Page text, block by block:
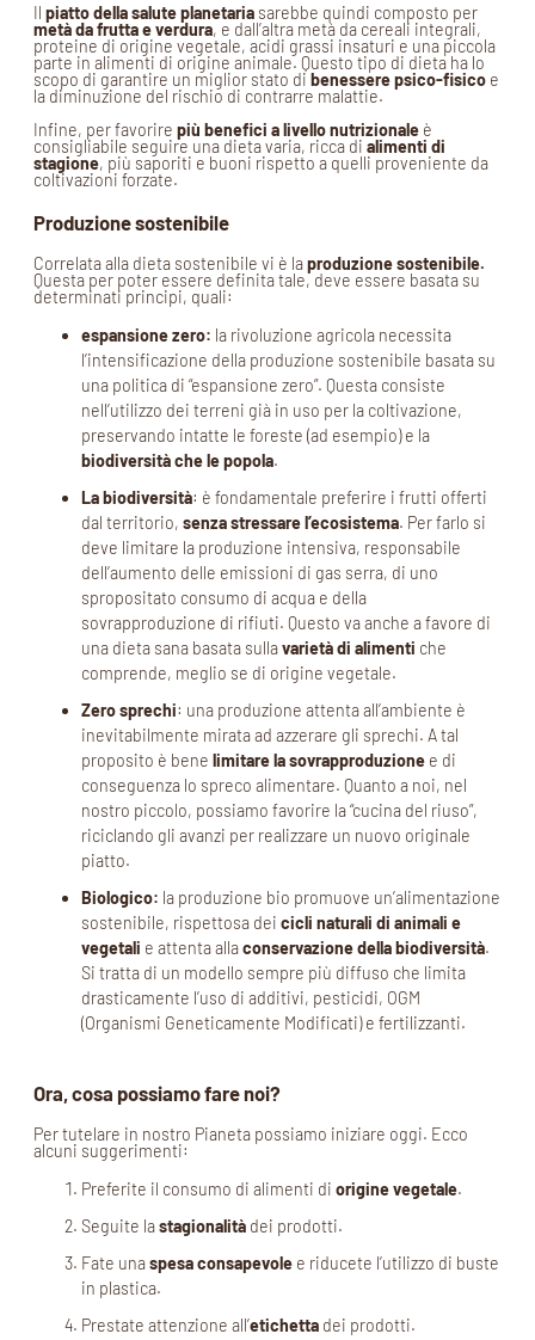
Il piatto della salute planetaria sarebbe quindi composto per
metà da frutta e verdura, e dall’altra metà da cereali integrali,
proteine di origine vegetale, acidi grassi insaturi e una piccola
parte in alimenti di origine animale. Questo tipo di dieta ha lo
scopo di garantire un miglior stato di benessere psico-fisico e
la diminuzione del rischio di contrarre malattie.
Infine, per favorire più benefici a livello nutrizionale è
consigliabile seguire una dieta varia, ricca di alimenti di
stagione, più saporiti e buoni rispetto a quelli proveniente da
coltivazioni forzate.
Produzione sostenibile
Correlata alla dieta sostenibile vi è laproduzione sostenibile.
Questa per poter essere definita tale, deve essere basata su
determinati principi, quali:
espansione zero: la rivoluzione agricola necessita
l’intensificazione della produzione sostenibile basata su
una politica di “espansione zero”. Questa consiste
nell’utilizzo dei terreni già in uso per la coltivazione,
preservando intatte le foreste (ad esempio) e la
biodiversità che le popola.
La biodiversità: è fondamentale preferire i frutti offerti
dal territorio, senza stressare l’ecosistema. Per farlo si
deve limitare la produzione intensiva, responsabile
dell’aumento delle emissioni di gas serra, di uno
spropositato consumo di acqua e della
sovrapproduzione di rifiuti. Questo va anche a favore di
una dieta sana basata sullavarietà di alimenti che
comprende, meglio se di origine vegetale.
Zero sprechi: una produzione attenta all’ambiente è
inevitabilmente mirata ad azzerare gli sprechi. A tal
proposito è bene limitare la sovrapproduzione e di
conseguenza lo spreco alimentare. Quanto a noi, nel
nostro piccolo, possiamo favorire la “cucina del riuso”,
riciclando gli avanzi per realizzare un nuovo originale
piatto.
Biologico: la produzione bio promuove un’alimentazione
sostenibile, rispettosa dei cicli naturali di animali e
vegetali e attenta allaconservazione della biodiversità.
Si tratta di un modello sempre più diffuso che limita
drasticamente l’uso di additivi, pesticidi, OGM
(Organismi Geneticamente Modificati) e fertilizzanti.
Ora, cosa possiamo fare noi?
Per tutelare in nostro Pianeta possiamo iniziare oggi. Ecco
alcuni suggerimenti:
Preferite il consumo di alimenti di origine vegetale.
Seguite lastagionalità dei prodotti.
Fate unaspesa consapevole e riducete l’utilizzo di buste
in plastica.
Prestate attenzione all’etichetta dei prodotti.